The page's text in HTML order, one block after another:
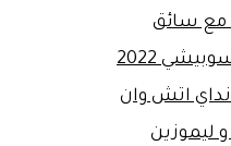
مع سائق
2022
اتش وان
ليموزين